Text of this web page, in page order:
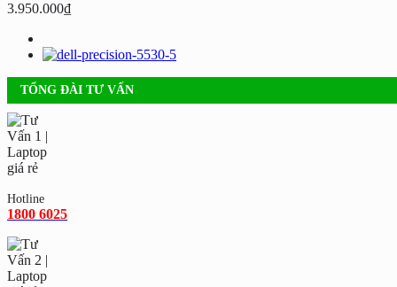
3.950.000₫
TỔNG ĐÀI TƯ VẤN
Hotline
1800 6025